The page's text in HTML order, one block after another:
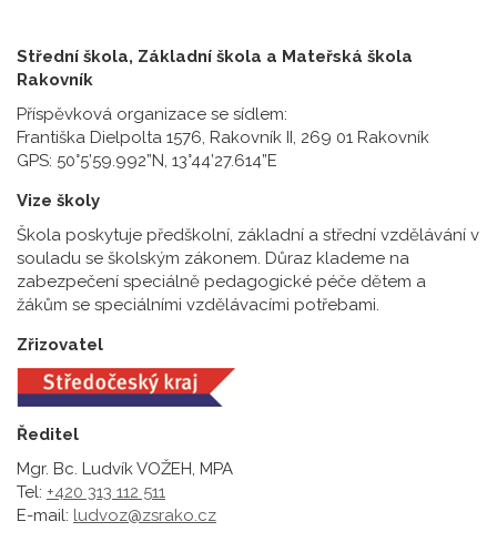
Střední škola, Základní škola a Mateřská škola
Rakovník
Příspěvková organizace se sídlem:
Františka Dielpolta 1576, Rakovník II, 269 01 Rakovník
GPS: 50°5’59.992”N, 13°44’27.614”E
Vize školy
Škola poskytuje předškolní, základní a střední vzdělávání v
souladu se školským zákonem. Důraz klademe na
zabezpečení speciálně pedagogické péče dětem a
žákům se speciálními vzdělávacími potřebami.
Zřizovatel
Ředitel
Mgr. Bc. Ludvík VOŽEH, MPA
Tel: +420 313 112 511
E-mail: ludvoz@zsrako.cz